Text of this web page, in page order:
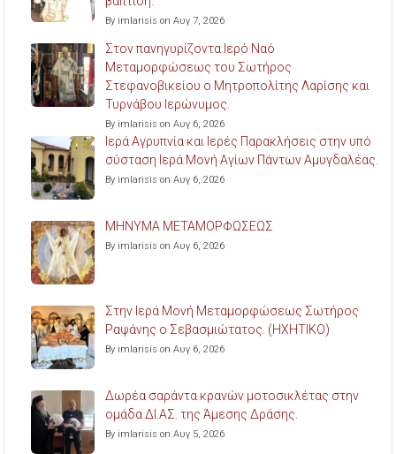
By imlarisis on Αυγ 7, 2026
Στον πανηγυρίζοντα Ιερό Ναό
Μεταμορφώσεως του Σωτήρος
Στεφανοβικείου ο Μητροπολίτης Λαρίσης και
Τυρνάβου Ιερώνυμος.
By imlarisis on Αυγ 6, 2026
Ιερά Αγρυπνία και Ιερές Παρακλήσεις στην υπό
σύσταση Ιερά Μονή Αγίων Πάντων Αμυγδαλέας.
By imlarisis on Αυγ 6, 2026
ΜΗΝΥΜΑ ΜΕΤΑΜΟΡΦΩΣΕΩΣ
By imlarisis on Αυγ 6, 2026
Στην Ιερά Μονή Μεταμορφώσεως Σωτήρος
Ραψάνης ο Σεβασμιώτατος. (ΗΧΗΤΙΚΟ)
By imlarisis on Αυγ 6, 2026
Δωρέα σαράντα κρανών μοτοσικλέτας στην
ομάδα ΔΙ.ΑΣ. της Άμεσης Δράσης.
By imlarisis on Αυγ 5, 2026